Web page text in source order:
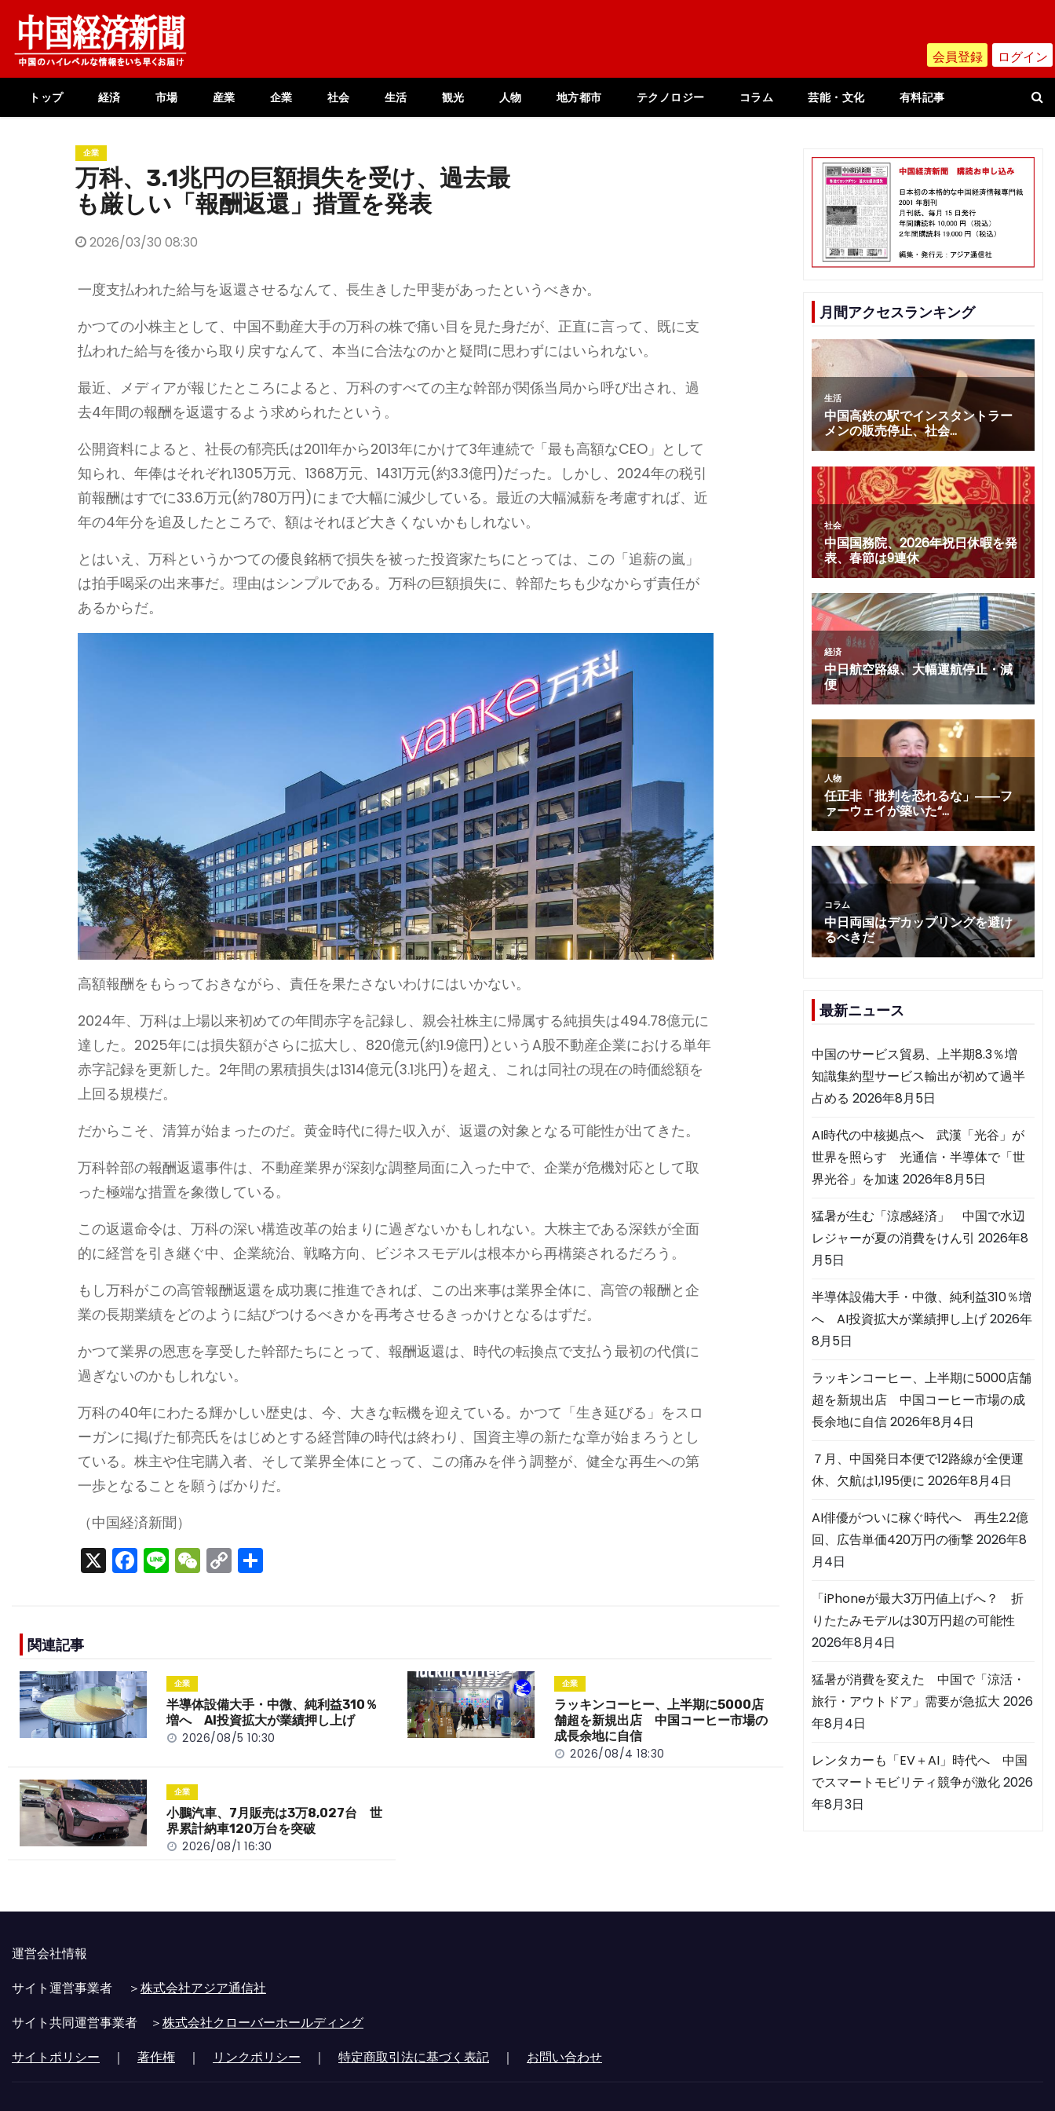
content
会員登録 ログイン
トップ 経済 市場 産業 企業 社会 生活 観光 人物 地方都市 テクノロジー コラム 芸能・文化 有料記事
企業
万科、3.1兆円の巨額損失を受け、過去最
も厳しい「報酬返還」措置を発表
2026/03/30 08:30
一度支払われた給与を返還させるなんて、長生きした甲斐があったというべきか。
かつての小株主として、中国不動産大手の万科の株で痛い目を見た身だが、正直に言って、既に支
払われた給与を後から取り戻すなんて、本当に合法なのかと疑問に思わずにはいられない。
最近、メディアが報じたところによると、万科のすべての主な幹部が関係当局から呼び出され、過
去4年間の報酬を返還するよう求められたという。
公開資料によると、社長の郁亮氏は2011年から2013年にかけて3年連続で「最も高額なCEO」として
知られ、年俸はそれぞれ1305万元、1368万元、1431万元(約3.3億円)だった。しかし、2024年の税引
前報酬はすでに33.6万元(約780万円)にまで大幅に減少している。最近の大幅減薪を考慮すれば、近
年の4年分を追及したところで、額はそれほど大きくないかもしれない。
とはいえ、万科というかつての優良銘柄で損失を被った投資家たちにとっては、この「追薪の嵐」
は拍手喝采の出来事だ。理由はシンプルである。万科の巨額損失に、幹部たちも少なからず責任が
あるからだ。
高額報酬をもらっておきながら、責任を果たさないわけにはいかない。
2024年、万科は上場以来初めての年間赤字を記録し、親会社株主に帰属する純損失は494.78億元に
達した。2025年には損失額がさらに拡大し、820億元(約1.9億円)というA股不動産企業における単年
赤字記録を更新した。2年間の累積損失は1314億元(3.1兆円)を超え、これは同社の現在の時価総額を
上回る規模だ。
だからこそ、清算が始まったのだ。黄金時代に得た収入が、返還の対象となる可能性が出てきた。
万科幹部の報酬返還事件は、不動産業界が深刻な調整局面に入った中で、企業が危機対応として取
った極端な措置を象徴している。
この返還命令は、万科の深い構造改革の始まりに過ぎないかもしれない。大株主である深鉄が全面
的に経営を引き継ぐ中、企業統治、戦略方向、ビジネスモデルは根本から再構築されるだろう。
もし万科がこの高管報酬返還を成功裏に推進できれば、この出来事は業界全体に、高管の報酬と企
業の長期業績をどのように結びつけるべきかを再考させるきっかけとなるはずだ。
かつて業界の恩恵を享受した幹部たちにとって、報酬返還は、時代の転換点で支払う最初の代償に
過ぎないのかもしれない。
万科の40年にわたる輝かしい歴史は、今、大きな転機を迎えている。かつて「生き延びる」をスロ
ーガンに掲げた郁亮氏をはじめとする経営陣の時代は終わり、国資主導の新たな章が始まろうとし
ている。株主や住宅購入者、そして業界全体にとって、この痛みを伴う調整が、健全な再生への第
一歩となることを願うばかりだ。​​​​​​​​​​​​​​​
（中国経済新聞）
X F
a
o
o
k
Li
n
W
e
C
o
k
関連記事
企業
半導体設備大手・中微、純利益310％
増へ AI投資拡大が業績押し上げ
2026/08/5 10:30
企業
ラッキンコーヒー、上半期に5000店
舗超を新規出店 中国コーヒー市場の
成長余地に自信
2026/08/4 18:30
企業
小鵬汽車、7月販売は3万8,027台 世
界累計納車120万台を突破
2026/08/1 16:30
月間アクセスランキング
最新ニュース
中国のサービス貿易、上半期8.3％増
知識集約型サービス輸出が初めて過半
占める 2026年8月5日
AI時代の中核拠点へ 武漢「光谷」が
世界を照らす 光通信・半導体で「世
界光谷」を加速 2026年8月5日
猛暑が生む「涼感経済」 中国で水辺
レジャーが夏の消費をけん引 2026年8
月5日
半導体設備大手・中微、純利益310％増
へ AI投資拡大が業績押し上げ2026年
8月5日
ラッキンコーヒー、上半期に5000店舗
超を新規出店 中国コーヒー市場の成
長余地に自信2026年8月4日
７月、中国発日本便で12路線が全便運
休、欠航は1,195便に 2026年8月4日
AI俳優がついに稼ぐ時代へ 再生2.2億
回、広告単価420万円の衝撃2026年8
月4日
「iPhoneが最大3万円値上げへ？ 折
りたたみモデルは30万円超の可能性
2026年8月4日
猛暑が消費を変えた 中国で「涼活・
旅行・アウトドア」需要が急拡大 2026
年8月4日
レンタカーも「EV＋AI」時代へ 中国
でスマートモビリティ競争が激化2026
年8月3日
運営会社情報
サイト運営事業者 ＞株式会社アジア通信社
サイト共同運営事業者 ＞株式会社クローバーホールディング
サイトポリシー ｜ 著作権 ｜ リンクポリシー ｜ 特定商取引法に基づく表記 ｜ お問い合わせ